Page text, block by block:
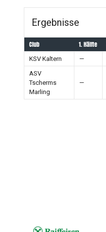
Ergebnisse
Club 1. Hälfte
KSV Kaltern —
ASV
Tscherms
Marling
—